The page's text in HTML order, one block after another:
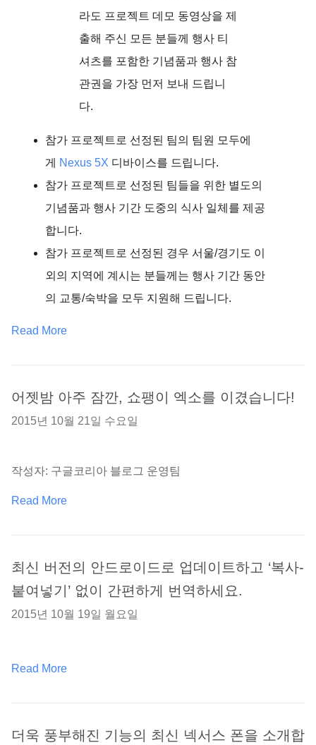
라도 프로젝트 데모 동영상을 제
출해 주신 모든 분들께 행사 티
셔츠를 포함한 기념품과 행사 참
관권을 가장 먼저 보내 드립니
다.
참가 프로젝트로 선정된 팀의 팀원 모두에
게
Nexus 5X 디바이스를 드립니다.
참가 프로젝트로 선정된 팀들을 위한 별도의
기념품과 행사 기간 도중의 식사 일체를 제공
합니다.
참가 프로젝트로 선정된 경우 서울/경기도 이
외의 지역에 계시는 분들께는 행사 기간 동안
의 교통/숙박을 모두 지원해 드립니다.
Read More
어젯밤 아주 잠깐, 쇼팽이 엑소를 이겼습니다!
2015년 10월 21일 수요일
작성자: 구글코리아 블로그 운영팀
Read More
최신 버전의 안드로이드로 업데이트하고 ‘복사-
붙여넣기’ 없이 간편하게 번역하세요.
2015년 10월 19일 월요일
Read More
더욱 풍부해진 기능의 최신 넥서스 폰을 소개합